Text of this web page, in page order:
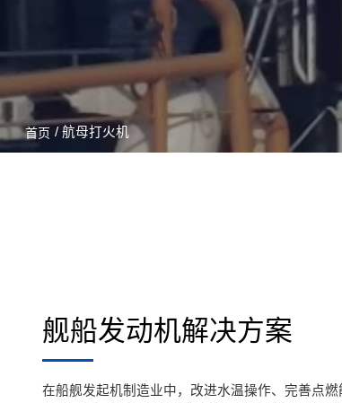
首页 / 航母打火机
舰船发动机解决方案
在船舰发起机制造业中，改进水温操作、完善点